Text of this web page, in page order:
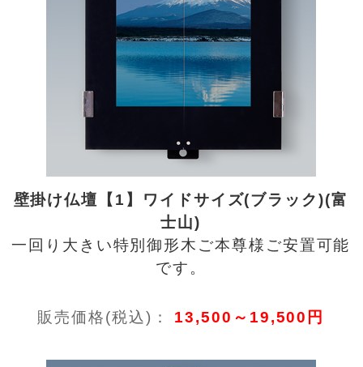
壁掛け仏壇【1】ワイドサイズ(ブラック)(富
士山)
一回り大きい特別御形木ご本尊様ご安置可能
です。
販売価格(税込)： 13,500～19,500円